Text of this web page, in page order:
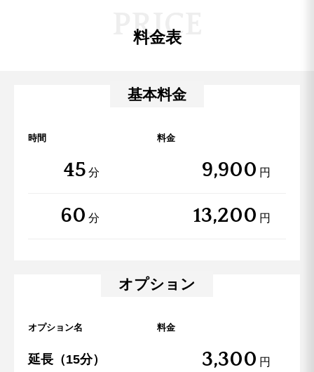
料金表
RIC
基本料金
時間 料金
45 分 9,900 円
60 分 13,200 円
オプション
オプション名 料金
延長（15分） 3,300 円